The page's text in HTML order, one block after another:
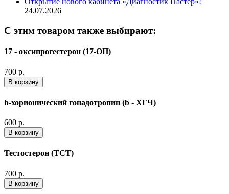
24.07.2026
С этим товаром также выбирают:
17 - оксипрогестерон (17-ОП)
700 р.
В корзину
b-хорионический гонадотропин (b - ХГЧ)
600 р.
В корзину
Тестостерон (ТСТ)
700 р.
В корзину